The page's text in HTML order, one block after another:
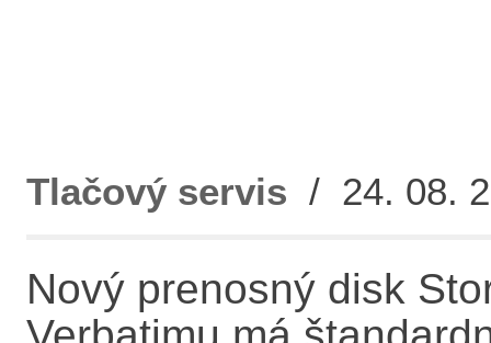
Tlačový servis / 24. 08.
Nový prenosný disk